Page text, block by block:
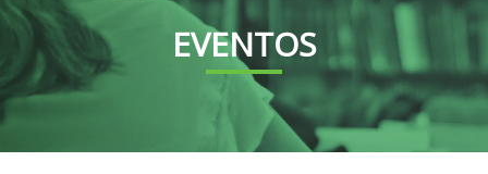
EVENTOS